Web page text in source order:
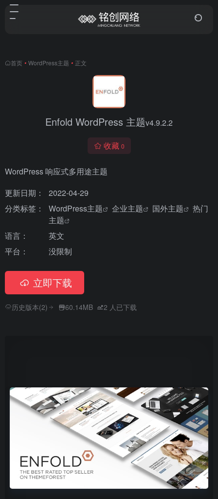
首页 • WordPress主题 • 正文
Enfold WordPress 主题v4.9.2.2
收藏 0
WordPress 响应式多用途主题
更新日期：
2022-04-29
分类标签：
WordPress主题 企业主题 国外主题
热门
主题
语言：
英文
平台：
没限制
立即下载
历史版本(2) 60.14MB 2 人已下载